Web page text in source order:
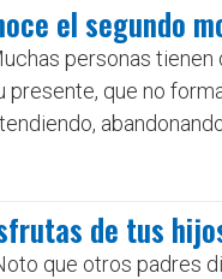
el segundo
personas
que no
de tus
que otros padres